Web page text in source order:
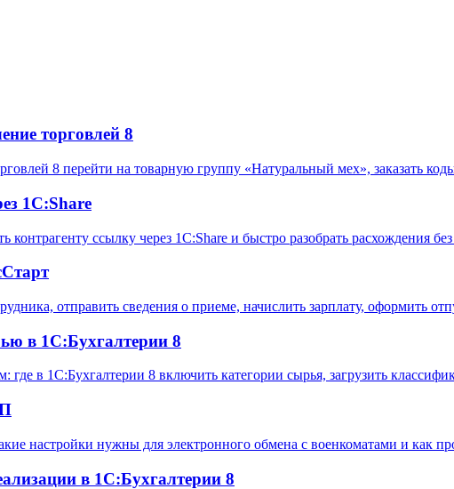
торговлей 8
8 перейти на товарную группу «Натуральный мех», заказать
1С:Share
контрагенту ссылку через 1С:Share и быстро разобрать расхождения
отправить сведения о приеме, начислить зарплату, оформить
в 1С:Бухгалтерии 8
где в 1С:Бухгалтерии 8 включить категории сырья, загрузить
настройки нужны для электронного обмена с военкоматами и как
в 1С:Бухгалтерии 8